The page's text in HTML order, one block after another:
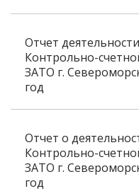
Отчет деятельности
Контрольно-
ЗАТО г.
год
Отчет о
Контрольно-
ЗАТО г.
год